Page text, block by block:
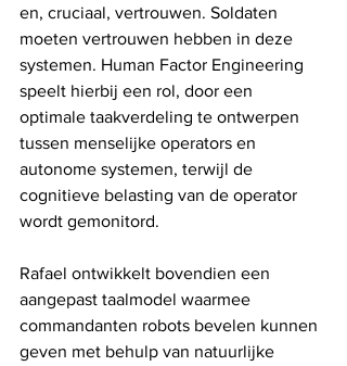
en, cruciaal, vertrouwen. Soldaten
moeten vertrouwen hebben in deze
systemen. Human Factor Engineering
speelt hierbij een rol, door een
optimale taakverdeling te ontwerpen
tussen menselijke operators en
autonome systemen, terwijl de
cognitieve belasting van de operator
wordt gemonitord.
Rafael ontwikkelt bovendien een
aangepast taalmodel waarmee
commandanten robots bevelen kunnen
geven met behulp van natuurlijke